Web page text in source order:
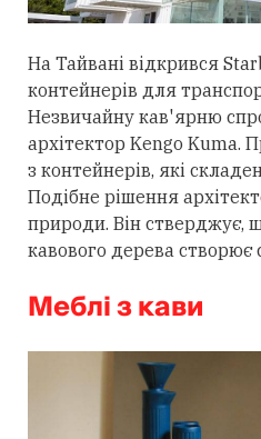
На Тайвані відкрився
контейнерів для
Незвичайну кав'ярню
архітектор Kengo Kuma.
з контейнерів, які
Подібне рішення
природи. Він стверджує,
кавового дерева створює
Меблі з кави